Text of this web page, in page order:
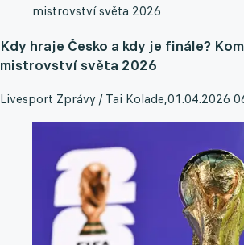
mistrovství světa 2026
Kdy hraje Česko a kdy je finále?
mistrovství světa 2026
Livesport Zprávy / Tai Kolade,01.04.2026